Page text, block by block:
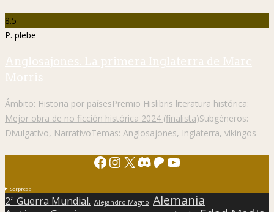
8.5
P. plebe
Anglosajones. La primera Inglaterra de Marc
Morris
Ámbito: Historia por paísesPremio Hislibris literatura histórica:
Mejor obra de no ficción histórica 2024 (finalista)Subgéneros:
Divulgativo, NarrativoTemas: Anglosajones, Inglaterra, vikingos
Facebook
Instagram
X Discord
Patreon
YouTube
Sorpresa
2ª Guerra Mundial. Alejandro Magno Alemania